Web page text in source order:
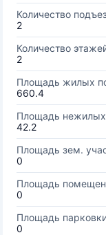
Количество
2
Количество
2
Площадь жилых
660.4
Площадь
42.2
Площадь зем.
0
Площадь
0
Площадь
0